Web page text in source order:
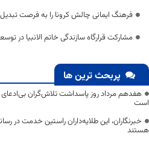
فرهنگ ایمانی چالش کرونا را به فرصت
مشارکت قرارگاه سازندگی خاتم الانبیا در
پربحث ترین ها
هفدهم مرداد روز پاسداشت تلاش‌گران
است
خبرنگاران، این طلایه‌داران راستین خدمت در
هستند